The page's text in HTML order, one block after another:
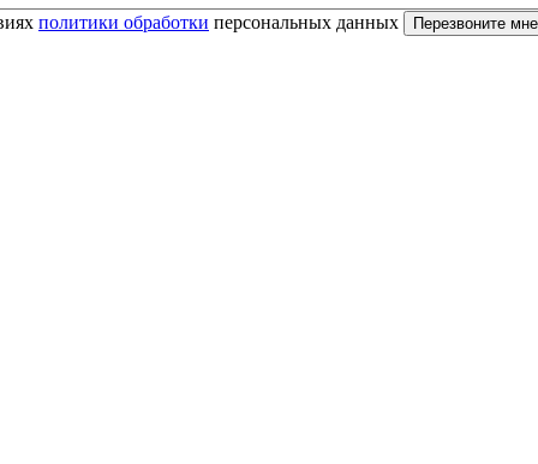
политики обработки персональных данных